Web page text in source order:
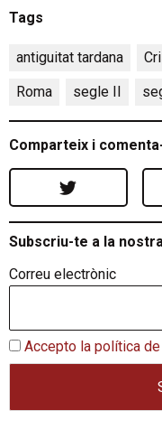
Tags
antiguitat tardana
Roma
segle II
Comparteix i
Subscriu-te a la
Correu electrònic
Accepto la política